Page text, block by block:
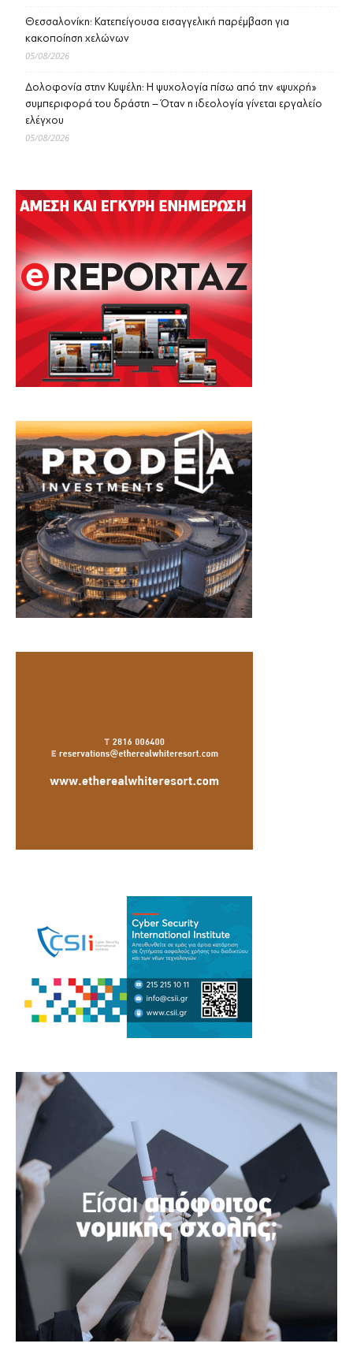
Θεσσαλονίκη: Κατεπείγουσα εισαγγελική παρέμβαση για
κακοποίηση χελώνων
05/08/2026
Δολοφονία στην Κυψέλη: Η ψυχολογία πίσω από την «ψυχρή»
συμπεριφορά του δράστη – Όταν η ιδεολογία γίνεται εργαλείο
ελέγχου
05/08/2026